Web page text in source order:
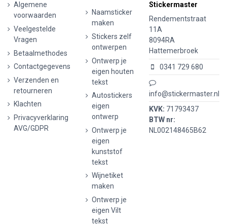
Algemene
voorwaarden
Veelgestelde
Vragen
Betaalmethodes
Contactgegevens
Verzenden en
retourneren
Klachten
Privacyverklaring
AVG/GDPR
Naamsticker
maken
Stickers zelf
ontwerpen
Ontwerp je
eigen houten
tekst
Autostickers
eigen
ontwerp
Ontwerp je
eigen
kunststof
tekst
Wijnetiket
maken
Ontwerp je
eigen Vilt
tekst
Stickermaster
Rendementstraat
11A
8094RA
Hattemerbroek
0341 729 680
info@stickermaster.nl
KVK: 71793437
BTW nr:
NL002148465B62